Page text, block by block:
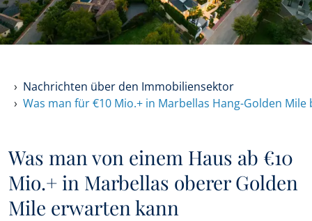
Nachrichten über den Immobiliensektor
Was man für €10 Mio.+ in Marbellas Hang-Golden
Was man von einem Haus ab €10
Mio.+ in Marbellas oberer Golden
Mile erwarten kann